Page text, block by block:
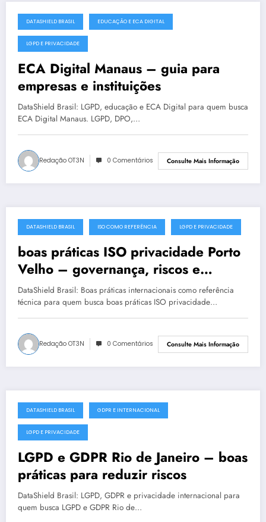
julho 18, 2025
DATASHIELD BRASIL EDUCAÇÃO E ECA DIGITAL
LGPD E PRIVACIDADE
ECA Digital Manaus – guia para
empresas e instituições
DataShield Brasil: LGPD, educação e ECA Digital para quem busca
ECA Digital Manaus. LGPD, DPO,…
Redação OT3N 0 Comentários Consulte Mais Informação
julho 18, 2025
DATASHIELD BRASIL ISO COMO REFERÊNCIA LGPD E PRIVACIDADE
boas práticas ISO privacidade Porto
Velho – governança, riscos e
conformidade
DataShield Brasil: Boas práticas internacionais como referência
técnica para quem busca boas práticas ISO privacidade…
Redação OT3N 0 Comentários Consulte Mais Informação
julho 17, 2025
DATASHIELD BRASIL GDPR E INTERNACIONAL
LGPD E PRIVACIDADE
LGPD e GDPR Rio de Janeiro – boas
práticas para reduzir riscos
DataShield Brasil: LGPD, GDPR e privacidade internacional para
quem busca LGPD e GDPR Rio de…